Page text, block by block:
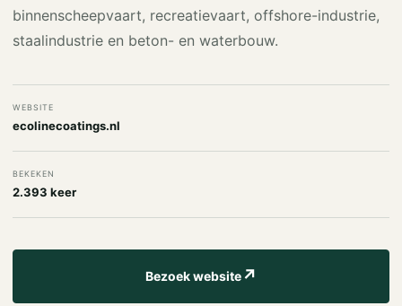
binnenscheepvaart, recreatievaart, offshore-industrie,
staalindustrie en beton- en waterbouw.
WEBSITE
ecolinecoatings.nl
BEKEKEN
2.393 keer
Bezoek website↗